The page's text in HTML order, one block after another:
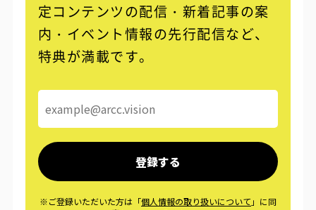
定コンテンツの配信・ 新着記事の案
内・イベント情報の先行配信など、
特典が満載です。